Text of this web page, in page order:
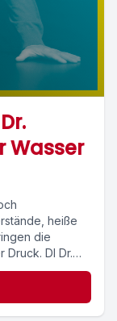
Wasser
heiße
die
DI Dr.